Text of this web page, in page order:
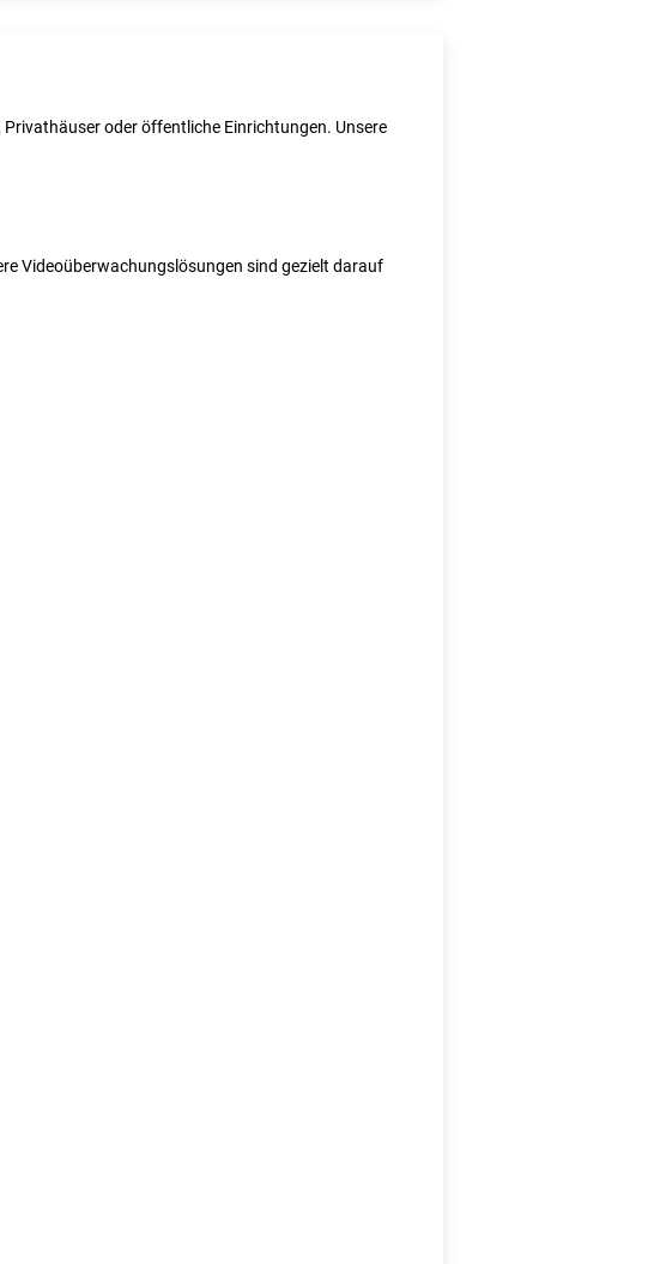
oder öffentliche Einrichtungen. Unsere
Videoüberwachungslösungen sind gezielt darauf